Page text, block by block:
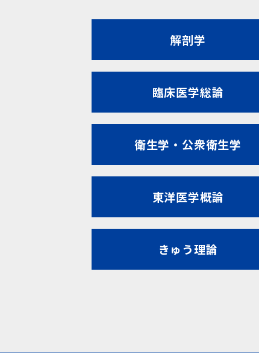
解剖学
臨床医学総論
衛生学・公衆衛生学
東洋医学概論
きゅう理論